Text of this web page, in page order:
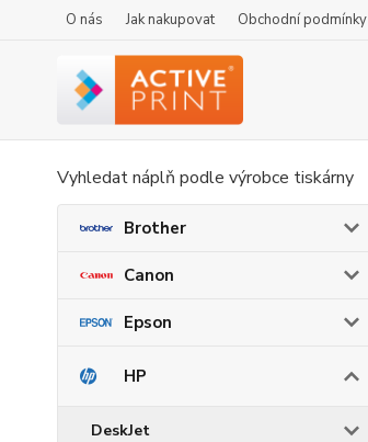
O nás Jak nakupovat Obchodní podmínky
Vyhledat náplň podle výrobce tiskárny
Brother
Canon
Epson
HP
DeskJet